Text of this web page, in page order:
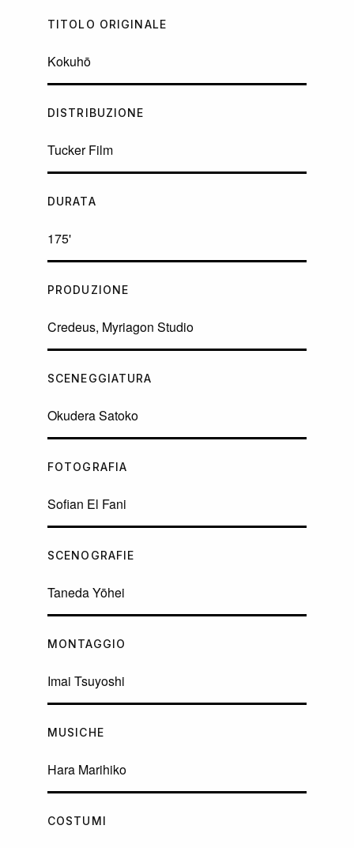
TITOLO ORIGINALE
Kokuhō
DISTRIBUZIONE
Tucker Film
DURATA
175'
PRODUZIONE
Credeus, Myriagon Studio
SCENEGGIATURA
Okudera Satoko
FOTOGRAFIA
Sofian El Fani
SCENOGRAFIE
Taneda Yōhei
MONTAGGIO
Imai Tsuyoshi
MUSICHE
Hara Marihiko
COSTUMI